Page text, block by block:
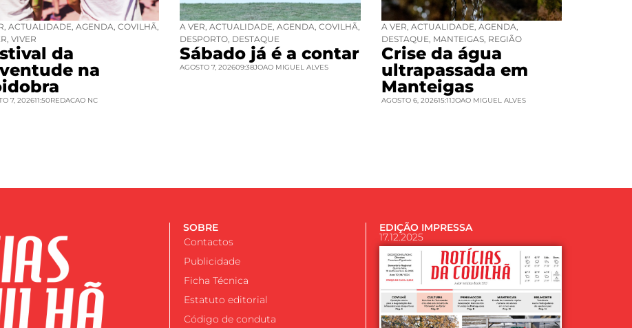
ACTUALIDADE AGENDA COVILHÃ
VIVER
da
na
7, 202611:50REDACAO NC
A VER ACTUALIDADE AGENDA COVILHÃ
DESPORTO DESTAQUE
Sábado já é a contar
AGOSTO 7, 202609:38JOAO MIGUEL ALVES
A VER ACTUALIDADE AGENDA
DESTAQUE MANTEIGAS, REGIÃO
Crise da água
ultrapassada em
Manteigas
AGOSTO 6, 202615:11JOAO MIGUEL ALVES
SOBRE
Contactos
Publicidade
Ficha Técnica
Estatuto editorial
Código de conduta
EDIÇÃO IMPRESSA
17.12.2025